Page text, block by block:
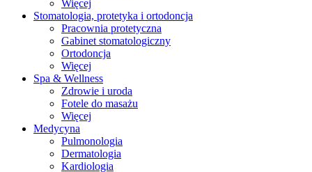
Więcej
Stomatologia, protetyka i ortodoncja
Pracownia protetyczna
Gabinet stomatologiczny
Ortodoncja
Więcej
Spa & Wellness
Zdrowie i uroda
Fotele do masażu
Więcej
Medycyna
Pulmonologia
Dermatologia
Kardiologia